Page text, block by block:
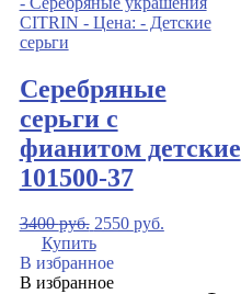
Серебряные
серьги с
фианитом детские
101500-37
3400руб. 2550 руб.
Купить
В избранное
В избранное